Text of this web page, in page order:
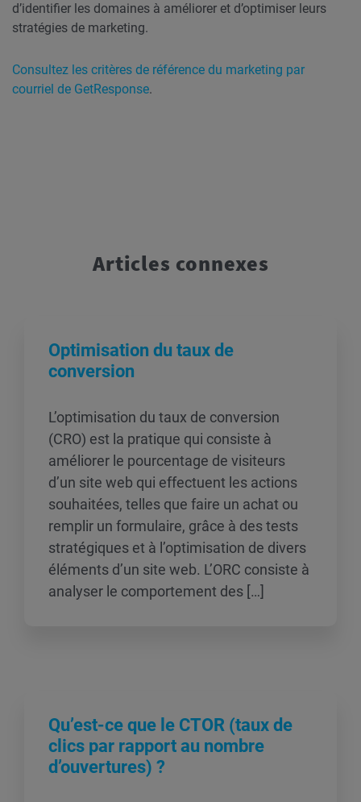
d’identifier les domaines à améliorer et d’optimiser leurs
stratégies de marketing.
Consultez les critères de référence du marketing par
courriel de GetResponse.
Articles connexes
Optimisation du taux de
conversion
L’optimisation du taux de conversion
(CRO) est la pratique qui consiste à
améliorer le pourcentage de visiteurs
d’un site web qui effectuent les actions
souhaitées, telles que faire un achat ou
remplir un formulaire, grâce à des tests
stratégiques et à l’optimisation de divers
éléments d’un site web. L’ORC consiste à
analyser le comportement des […]
Qu’est-ce que le CTOR (taux de
clics par rapport au nombre
d’ouvertures) ?